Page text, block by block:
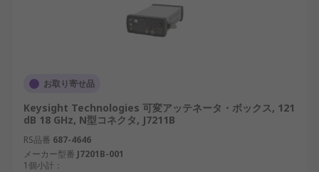
お取り寄せ品
Keysight Technologies 可変アッテネータ・ボックス, 121
dB 18 GHz, N型コネクタ, J7211B
RS品番 687-4646
メーカー型番 J7201B-001
1個小計：